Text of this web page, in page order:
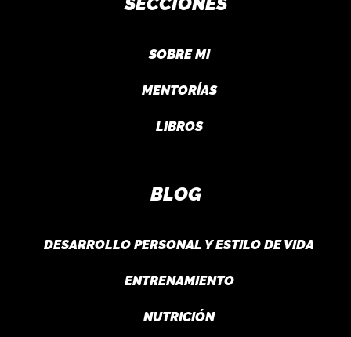
SOBRE MI
MENTORÍAS
LIBROS
BLOG
DESARROLLO PERSONAL Y ESTILO DE VIDA
ENTRENAMIENTO
NUTRICIÓN